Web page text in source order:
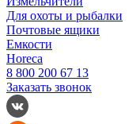
Для охоты и рыбалки
Почтовые ящики
Емкости
Horeca
8 800 200 67 13
Заказать звонок